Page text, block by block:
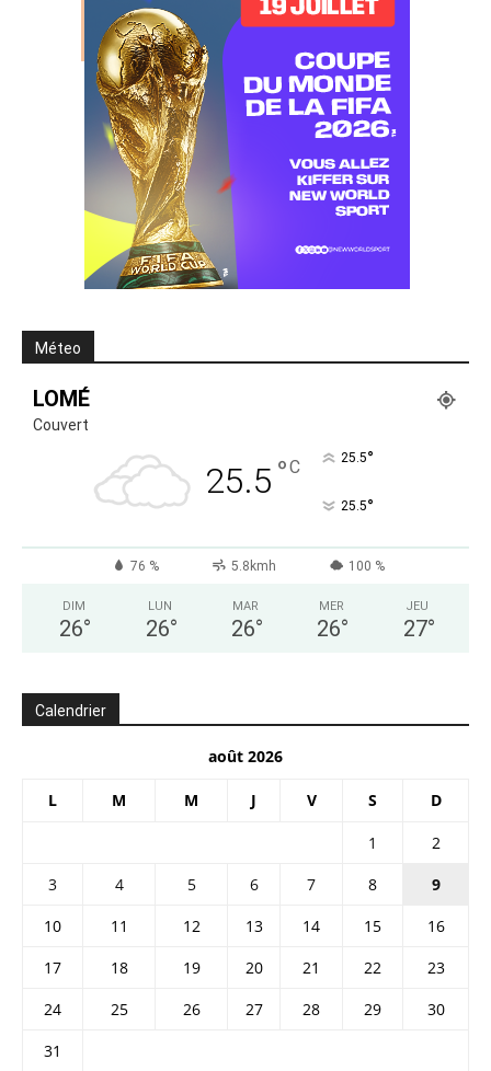
Méteo
LOMÉ
Couvert
25.5 °C 25.5°
25.5°
76 % 5.8kmh 100 %
DIM
26°
LUN
26°
MAR
26°
MER
26°
JEU
27°
Calendrier
août 2026
L M M J V S D
1
2
3
4 5 6 7 8
9
10
11 12 13 14 15
16
17
18 19 20 21 22
23
24
25 26 27 28 29
30
31